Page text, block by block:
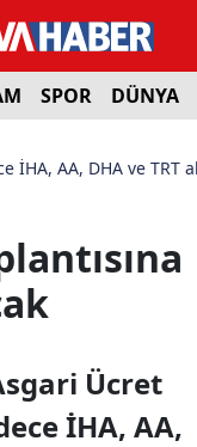
SPOR DÜNYA
İHA, AA, DHA ve TRT
Ücret
İHA, AA,